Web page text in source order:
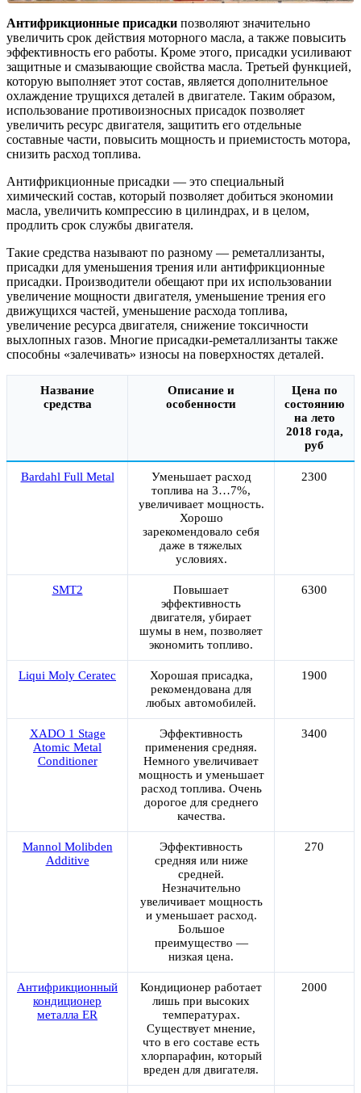
Антифрикционные присадки позволяют значительно
увеличить срок действия моторного масла, а также повысить
эффективность его работы. Кроме этого, присадки усиливают
защитные и смазывающие свойства масла. Третьей функцией,
которую выполняет этот состав, является дополнительное
охлаждение трущихся деталей в двигателе. Таким образом,
использование противоизносных присадок позволяет
увеличить ресурс двигателя, защитить его отдельные
составные части, повысить мощность и приемистость мотора,
снизить расход топлива.
Антифрикционные присадки — это специальный
химический состав, который позволяет добиться экономии
масла, увеличить компрессию в цилиндрах, и в целом,
продлить срок службы двигателя.
Такие средства называют по разному — реметаллизанты,
присадки для уменьшения трения или антифрикционные
присадки. Производители обещают при их использовании
увеличение мощности двигателя, уменьшение трения его
движущихся частей, уменьшение расхода топлива,
увеличение ресурса двигателя, снижение токсичности
выхлопных газов. Многие присадки-реметаллизанты также
способны «залечивать» износы на поверхностях деталей.
Название
средства
Описание и
особенности
Цена по
состоянию
на лето
2018 года,
руб
Bardahl Full Metal
Уменьшает расход
топлива на 3…7%,
увеличивает мощность.
Хорошо
зарекомендовало себя
даже в тяжелых
условиях.
2300
SMT2
Повышает
эффективность
двигателя, убирает
шумы в нем, позволяет
экономить топливо.
6300
Liqui Moly Ceratec
Хорошая присадка,
рекомендована для
любых автомобилей.
1900
ХАDО 1 Stage
Atomic Metal
Conditioner
Эффективность
применения средняя.
Немного увеличивает
мощность и уменьшает
расход топлива. Очень
дорогое для среднего
качества.
3400
Mannol Molibden
Additive
Эффективность
средняя или ниже
средней.
Незначительно
увеличивает мощность
и уменьшает расход.
Большое
преимущество —
низкая цена.
270
Антифрикционный
кондиционер
металла ER
Кондиционер работает
лишь при высоких
температурах.
Существует мнение,
что в его составе есть
хлорпарафин, который
вреден для двигателя.
2000